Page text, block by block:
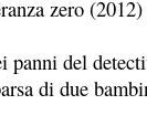
zero (2012)
panni del
di due